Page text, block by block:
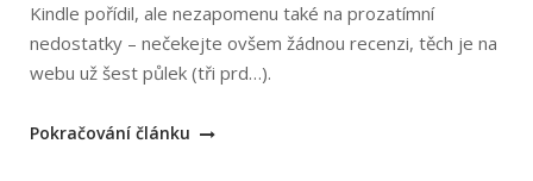
Kindle pořídil, ale nezapomenu také na prozatímní
nedostatky – nečekejte ovšem žádnou recenzi, těch je na
webu už šest půlek (tři prd…).
„Amazon
Pokračování článku